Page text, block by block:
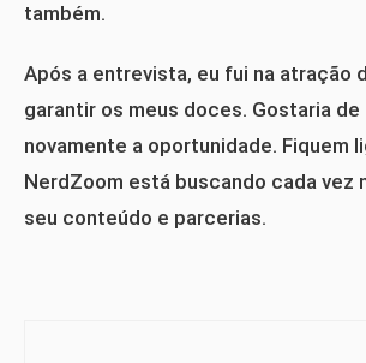
também.
Após a entrevista, eu fui na atração
garantir os meus doces. Gostaria
novamente a oportunidade. Fiquem
NerdZoom está buscando cada vez
seu conteúdo e parcerias.